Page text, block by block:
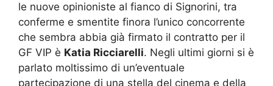
le nuove opinioniste al fianco di Signorini, tra
conferme e smentite finora l’unico concorrente
che sembra abbia già firmato il contratto per il
GF VIP è Katia Ricciarelli. Negli ultimi giorni si è
parlato moltissimo di un’eventuale
partecipazione di una stella del cinema e della